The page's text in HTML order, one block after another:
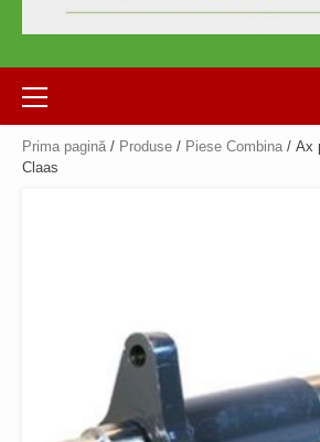
Primary
Menu
Prima pagină / Produse / Piese Combina / Ax
Claas